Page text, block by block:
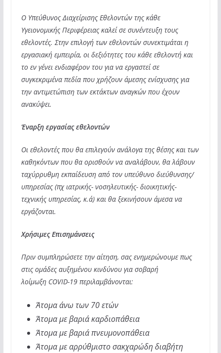
Ο Υπεύθυνος Διαχείρισης Εθελοντών της κάθε
Υγειονομικής Περιφέρειας καλεί σε συνέντευξη τους
εθελοντές. Στην επιλογή των εθελοντών συνεκτιμάται η
εργασιακή εμπειρία, οι δεξιότητες του κάθε εθελοντή και
το εν γένει ενδιαφέρον του για να εργαστεί σε
συγκεκριμένα πεδία που χρήζουν άμεσης ενίσχυσης για
την αντιμετώπιση των εκτάκτων αναγκών που έχουν
ανακύψει.
Έναρξη εργασίας εθελοντών
Οι εθελοντές που θα επιλεγούν ανάλογα της θέσης και των
καθηκόντων που θα ορισθούν να αναλάβουν, θα λάβουν
ταχύρρυθμη εκπαίδευση από τον υπεύθυνο διεύθυνσης/
υπηρεσίας (πχ ιατρικής- νοσηλευτικής- διοικητικής-
τεχνικής υπηρεσίας, κ.ά) και θα ξεκινήσουν άμεσα να
εργάζονται.
Χρήσιμες Επισημάνσεις
Πριν συμπληρώσετε την αίτηση, σας ενημερώνουμε πως
στις ομάδες αυξημένου κινδύνου για σοβαρή
λοίμωξη COVID-19 περιλαμβάνονται:
Άτομα άνω των 70 ετών
Άτομα με βαριά καρδιοπάθεια
Άτομα με βαριά πνευμονοπάθεια
Άτομα με αρρύθμιστο σακχαρώδη διαβήτη